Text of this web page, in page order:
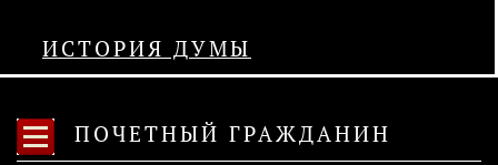
ИСТОРИЯ ДУМЫ
ПОЧЕТНЫЙ ГРАЖДАНИН